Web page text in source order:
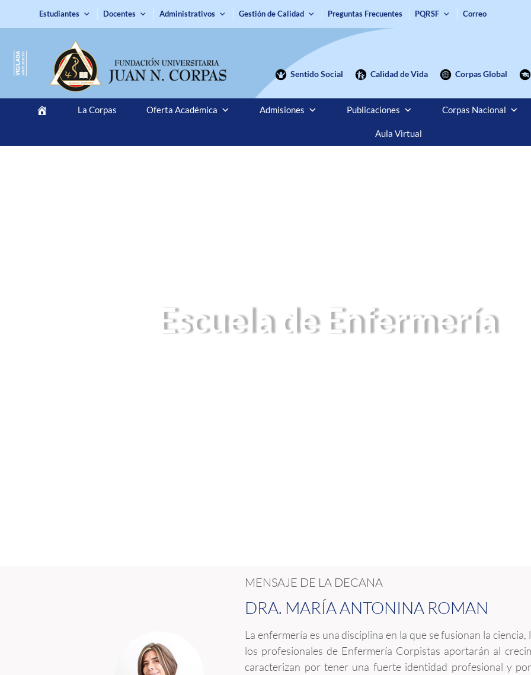
Estudiantes Docentes Administrativos Gestión de Calidad Preguntas Frecuentes PQRSF Correo
Sentido Social Calidad de Vida Corpas Global
La Corpas Oferta Académica Admisiones Publicaciones Corpas Nacional
Aula Virtual
Escuela de Enfermería
MENSAJE DE LA DECANA
DRA. MARÍA ANTONINA ROMAN
La enfermería es una disciplina en la que se fusionan la
los profesionales de Enfermería Corpistas aportarán al
caracterizan por tener una fuerte identidad profesional y